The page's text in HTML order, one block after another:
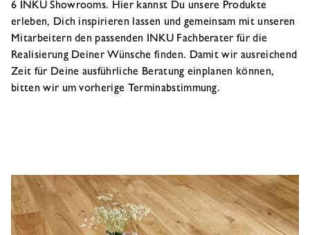
6 INKU Showrooms. Hier kannst Du unsere Produkte
erleben, Dich inspirieren lassen und gemeinsam mit unseren
Mitarbeitern den passenden INKU Fachberater für die
Realisierung Deiner Wünsche finden. Damit wir ausreichend
Zeit für Deine ausführliche Beratung einplanen können,
bitten wir um vorherige Terminabstimmung.